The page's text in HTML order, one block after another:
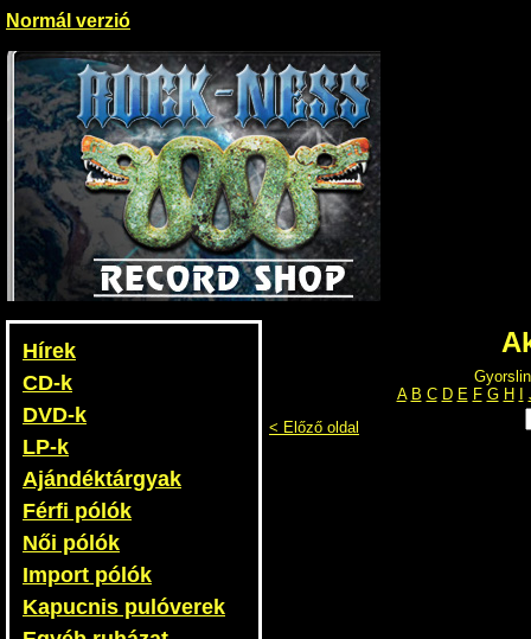
Normál verzió
Hírek
CD-k
DVD-k
LP-k
Ajándéktárgyak
Férfi pólók
Női pólók
Import pólók
Kapucnis pulóverek
A B C D E F G H
< Előző oldal